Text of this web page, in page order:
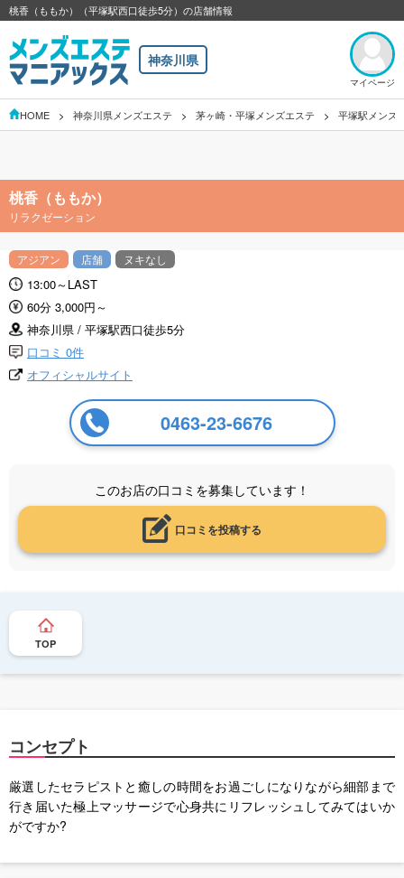
桃香（ももか）（平塚駅西口徒歩5分）の店舗情報
神奈川県
マイページ
HOME 神奈川県メンズエステ 茅ヶ崎・平塚メンズエステ 平塚駅メンズ
桃香（ももか）
リラクゼーション
アジアン 店舗 ヌキなし
13:00～LAST
60分 3,000円～
神奈川県 / 平塚駅西口徒歩5分
口コミ 0件
オフィシャルサイト
0463-23-6676
このお店の口コミを募集しています！
口コミを投稿する
TOP
コンセプト
厳選したセラピストと癒しの時間をお過ごしになりながら細部まで
行き届いた極上マッサージで心身共にリフレッシュしてみてはいか
がですか?